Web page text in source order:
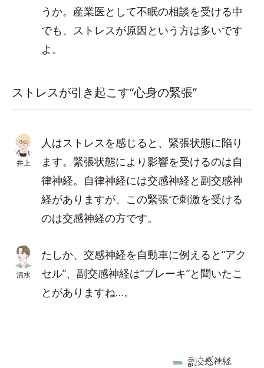
うか。産業医として不眠の相談を受ける中
でも、ストレスが原因という方は多いです
よ。
ストレスが引き起こす“心身の緊張”
井上
人はストレスを感じると、緊張状態に陥り
ます。緊張状態により影響を受けるのは自
律神経。自律神経には交感神経と副交感神
経がありますが、この緊張で刺激を受ける
のは交感神経の方です。
清水
たしか、交感神経を自動車に例えると“アク
セル”、副交感神経は“ブレーキ”と聞いたこ
とがありますね…。